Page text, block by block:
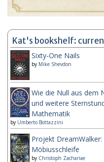
Kat's bookshelf:
Sixty-One Nails
by Mike Shevdon
Wie die Null aus dem
und weitere
Mathematik
by Umberto Bottazzini
Projekt DreamWalker:
Möbiusschleife
by Christoph Zachariae